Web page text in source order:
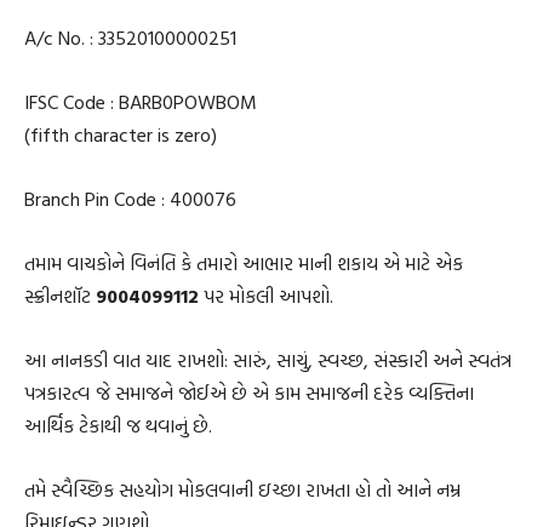
A/c No. : 33520100000251
IFSC Code : BARB0POWBOM
(fifth character is zero)
Branch Pin Code : 400076
તમામ વાચકોને વિનંતિ કે તમારો આભાર માની શકાય એ માટે એક
સ્ક્રીનશૉટ 9004099112 પર મોકલી આપશો.
આ નાનકડી વાત યાદ રાખશો: સારું, સાચું, સ્વચ્છ, સંસ્કારી અને સ્વતંત્ર
પત્રકારત્વ જે સમાજને જોઈએ છે એ કામ સમાજની દરેક વ્યક્તિના
આર્થિક ટેકાથી જ થવાનું છે.
તમે સ્વૈચ્છિક સહયોગ મોકલવાની ઇચ્છા રાખતા હો તો આને નમ્ર